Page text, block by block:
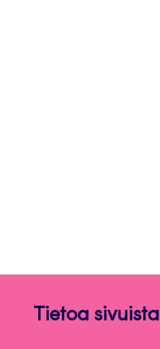
Tietoa sivuista